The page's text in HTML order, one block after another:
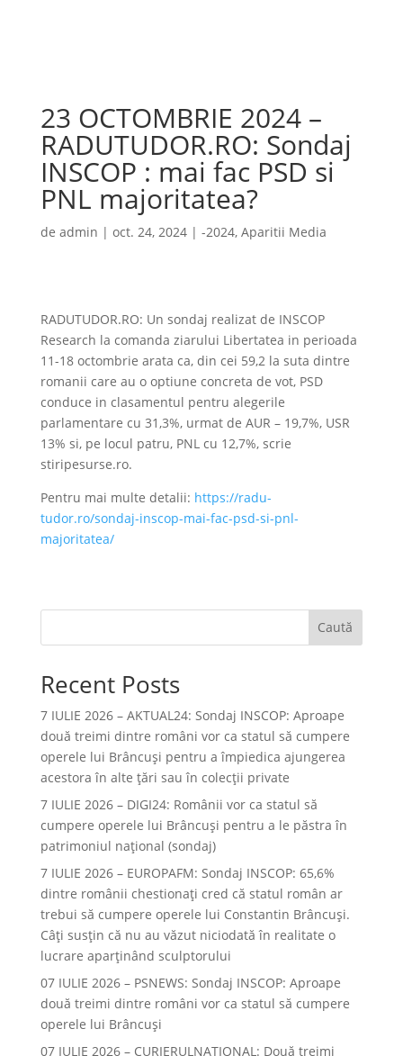
23 OCTOMBRIE 2024 –
RADUTUDOR.RO: Sondaj
INSCOP : mai fac PSD si
PNL majoritatea?
de admin | oct. 24, 2024| -2024, Aparitii Media
RADUTUDOR.RO: Un sondaj realizat de INSCOP
Research la comanda ziarului Libertatea in perioada
11-18 octombrie arata ca, din cei 59,2 la suta dintre
romanii care au o optiune concreta de vot, PSD
conduce in clasamentul pentru alegerile
parlamentare cu 31,3%, urmat de AUR – 19,7%, USR
13% si, pe locul patru, PNL cu 12,7%, scrie
stiripesurse.ro.
Pentru mai multe detalii: https://radu-
tudor.ro/sondaj-inscop-mai-fac-psd-si-pnl-
majoritatea/
Caută
Recent Posts
7 IULIE 2026 – AKTUAL24: Sondaj INSCOP: Aproape
două treimi dintre români vor ca statul să cumpere
operele lui Brâncuşi pentru a împiedica ajungerea
acestora în alte ţări sau în colecţii private
7 IULIE 2026 – DIGI24: Românii vor ca statul să
cumpere operele lui Brâncuși pentru a le păstra în
patrimoniul național (sondaj)
7 IULIE 2026 – EUROPAFM: Sondaj INSCOP: 65,6%
dintre românii chestionați cred că statul român ar
trebui să cumpere operele lui Constantin Brâncuși.
Câți susțin că nu au văzut niciodată în realitate o
lucrare aparținând sculptorului
07 IULIE 2026 – PSNEWS: Sondaj INSCOP: Aproape
două treimi dintre români vor ca statul să cumpere
operele lui Brâncuși
07 IULIE 2026 – CURIERULNATIONAL: Două treimi